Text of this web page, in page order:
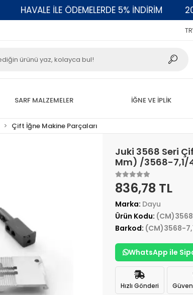
HAVALE İLE ÖDEMELERDE 5% İNDİRİM 2000
SARF MALZEMELER İĞNE VE İPLİK
Çift İğne Makine Parçaları
Juki 3568 Seri
Mm) /3568-7,1/
836,78 TL
Marka: Dayu
Ürün Kodu:
Barkod: (CM)3568-
WhatsApp ile
Hızlı Gönderi